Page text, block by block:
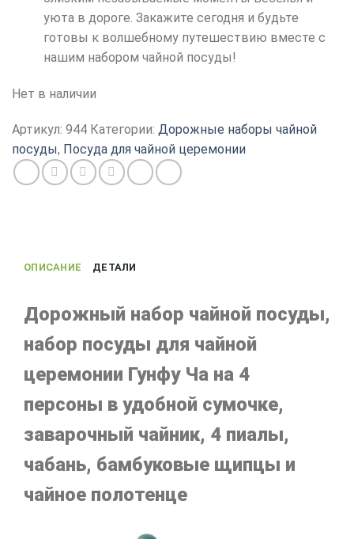
уюта в дороге. Закажите сегодня и будьте
готовы к волшебному путешествию вместе с
нашим набором чайной посуды!
Нет в наличии
Артикул: 944 Категории: Дорожные наборы чайной
посуды, Посуда для чайной церемонии
ОПИСАНИЕ ДЕТАЛИ
Дорожный набор чайной посуды,
набор посуды для чайной
церемонии Гунфу Ча на 4
персоны в удобной сумочке,
заварочный чайник, 4 пиалы,
чабань, бамбуковые щипцы и
чайное полотенце